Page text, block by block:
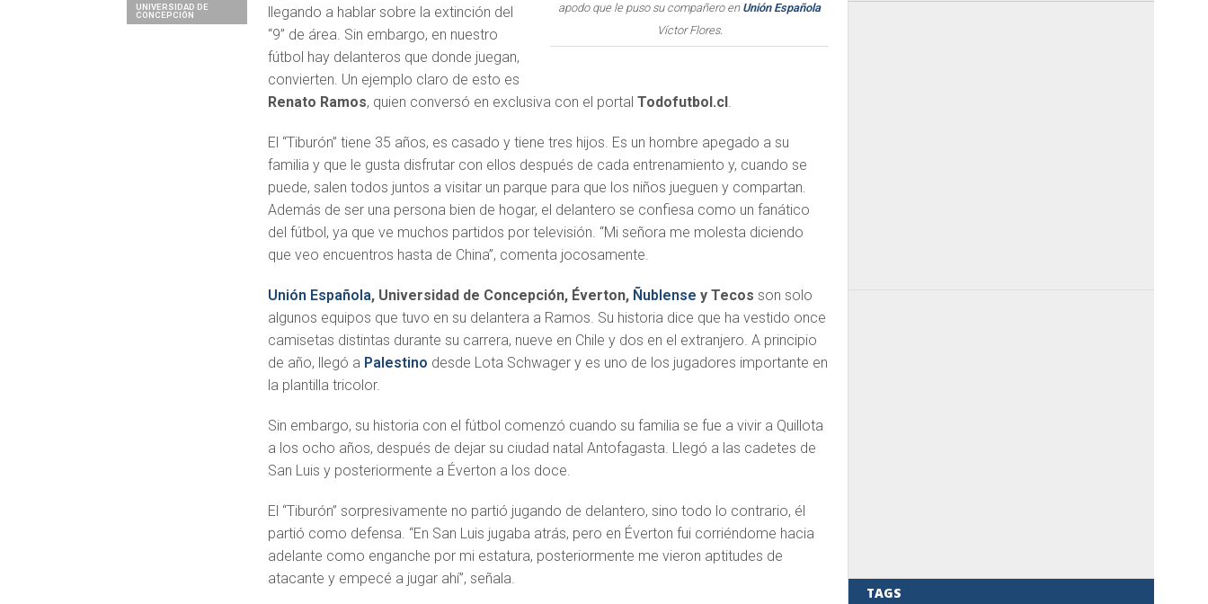
apodo que le puso su compañero en Unión Española
Víctor Flores.
llegando a hablar sobre la extinción del
“9” de área. Sin embargo, en nuestro
fútbol hay delanteros que donde juegan,
convierten. Un ejemplo claro de esto es
Renato Ramos, quien conversó en exclusiva con el portalTodofutbol.cl.
El “Tiburón” tiene 35 años, es casado y tiene tres hijos. Es un hombre apegado a su
familia y que le gusta disfrutar con ellos después de cada entrenamiento y, cuando se
puede, salen todos juntos a visitar un parque para que los niños jueguen y compartan.
Además de ser una persona bien de hogar, el delantero se confiesa como un fanático
del fútbol, ya que ve muchos partidos por televisión. “Mi señora me molesta diciendo
que veo encuentros hasta de China”, comenta jocosamente.
Unión Española, Universidad de Concepción, Éverton, Ñublense y Tecos son solo
algunos equipos que tuvo en su delantera a Ramos. Su historia dice que ha vestido once
camisetas distintas durante su carrera, nueve en Chile y dos en el extranjero. A principio
de año, llegó a Palestino desde Lota Schwager y es uno de los jugadores importante en
la plantilla tricolor.
Sin embargo, su historia con el fútbol comenzó cuando su familia se fue a vivir a Quillota
a los ocho años, después de dejar su ciudad natal Antofagasta. Llegó a las cadetes de
San Luis y posteriormente a Éverton a los doce.
El “Tiburón” sorpresivamente no partió jugando de delantero, sino todo lo contrario, él
partió como defensa. “En San Luis jugaba atrás, pero en Éverton fui corriéndome hacia
adelante como enganche por mi estatura, posteriormente me vieron aptitudes de
atacante y empecé a jugar ahí”, señala.
UNIVERSIDAD DE
CONCEPCIÓN
TAGS